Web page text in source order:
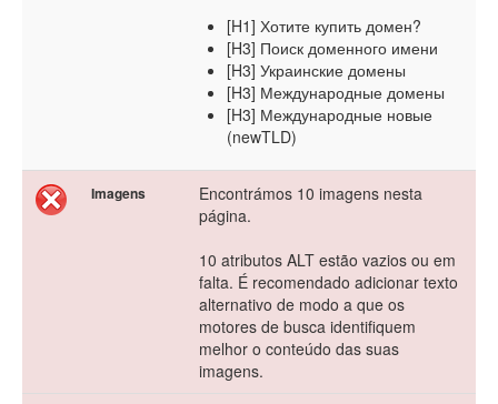
[H1] Хотите купить домен?
[H3] Поиск доменного имени
[H3] Украинские домены
[H3] Международные домены
[H3] Международные новые
(newTLD)
Imagens
Encontrámos 10 imagens nesta
página.
10 atributos ALT estão vazios ou em
falta. É recomendado adicionar texto
alternativo de modo a que os
motores de busca identifiquem
melhor o conteúdo das suas
imagens.